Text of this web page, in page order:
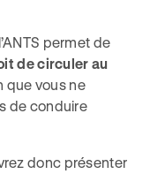
permet de
de circuler au
que vous ne
de conduire
donc présenter